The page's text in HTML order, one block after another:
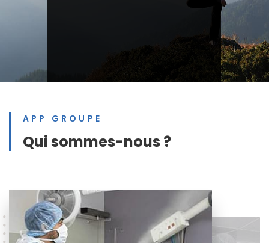
APP GROUPE
Qui sommes-nous ?